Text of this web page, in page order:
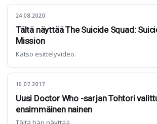
24.08.2020
Tältä näyttää The Suicide Squad:
Mission
Katso esittelyvideo.
16.07.2017
Uusi Doctor Who -sarjan Tohtori
ensimmäinen nainen